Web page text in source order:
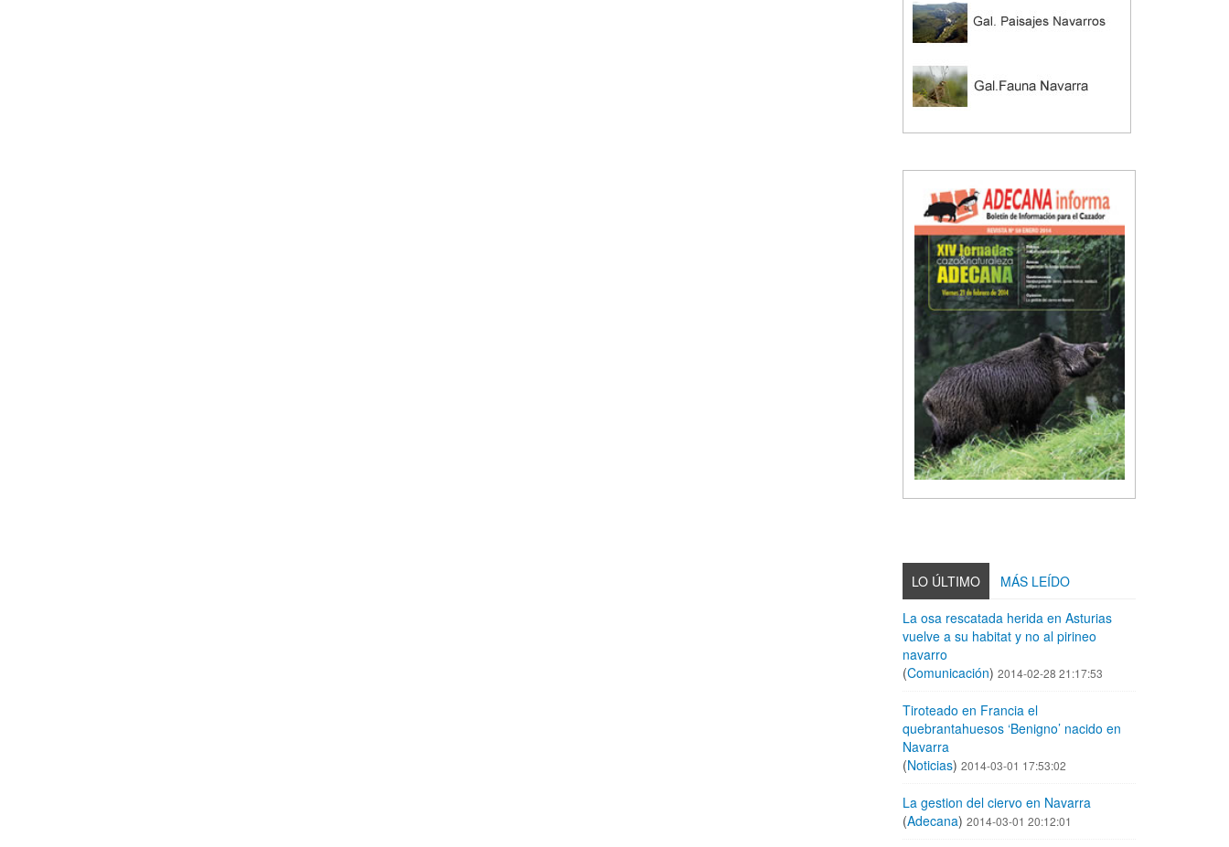
LO ÚLTIMO
MÁS LEÍDO
La osa rescatada herida en Asturias
vuelve a su habitat y no al pirineo
navarro
(Comunicación) 2014-02-28 21:17:53
Tiroteado en Francia el
quebrantahuesos ‘Benigno’ nacido en
Navarra
(Noticias) 2014-03-01 17:53:02
La gestion del ciervo en Navarra
(Adecana) 2014-03-01 20:12:01